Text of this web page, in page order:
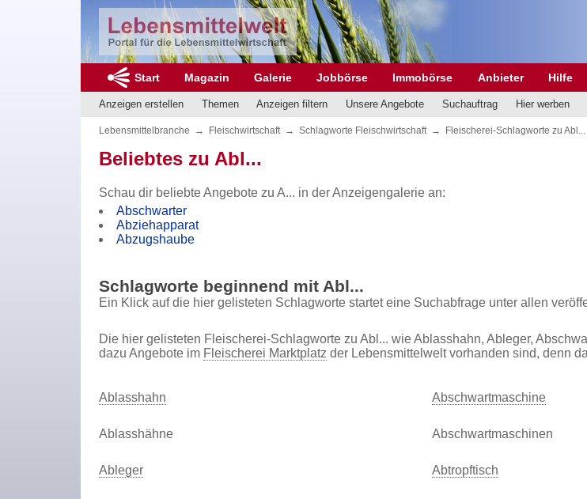
Start Magazin Galerie Jobbörse Immobörse Anbieter Hilfe
Anzeigen erstellen Themen Anzeigen filtern Unsere Angebote Suchauftrag Hier werben
Lebensmittelbranche → Fleischwirtschaft → Schlagworte Fleischwirtschaft → Fleischerei-Schlagworte zu Abl...
Beliebtes zu Abl...
Schau dir beliebte Angebote zu A... in der Anzeigengalerie an:
Abschwarter
Abziehapparat
Abzugshaube
Schlagworte beginnend mit Abl...
Ein Klick auf die hier gelisteten Schlagworte startet eine Suchabfrage unter allen
Die hier gelisteten Fleischerei-Schlagworte zu Abl... wie Ablasshahn, Ableger,
dazu Angebote im Fleischerei Marktplatz der Lebensmittelwelt vorhanden sind, denn
Ablasshahn
Ablasshähne
Ableger
Abschwartmaschine
Abschwartmaschinen
Abtropftisch